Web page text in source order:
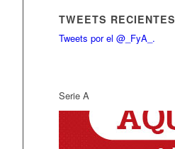
TWEETS RECIENTES
Tweets por el @_FyA_.
Serie A